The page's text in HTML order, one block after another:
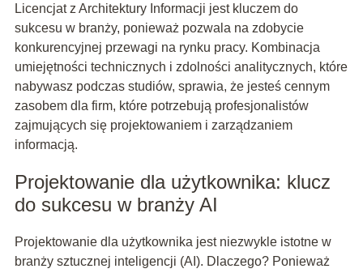
Licencjat z Architektury Informacji jest kluczem do
sukcesu w branży, ponieważ pozwala na zdobycie
konkurencyjnej przewagi na rynku pracy. Kombinacja
umiejętności technicznych i zdolności analitycznych, które
nabywasz podczas studiów, sprawia, że ​​jesteś cennym
zasobem dla firm, które potrzebują profesjonalistów
zajmujących się projektowaniem i zarządzaniem
informacją.
Projektowanie dla użytkownika: klucz
do sukcesu w branży AI
Projektowanie dla użytkownika jest niezwykle istotne w
branży sztucznej inteligencji (AI). Dlaczego? Ponieważ